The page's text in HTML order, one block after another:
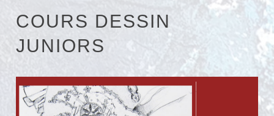
COURS DESSIN
JUNIORS